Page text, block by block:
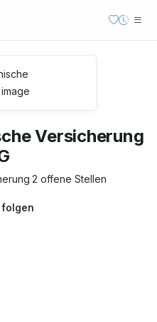
Versicherung
·2 offene Stellen
folgen